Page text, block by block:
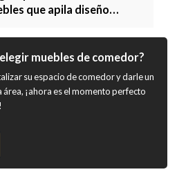
que apila diseño
muebles de comedor?
su espacio de comedor y darle un
¡ahora es el momento perfecto